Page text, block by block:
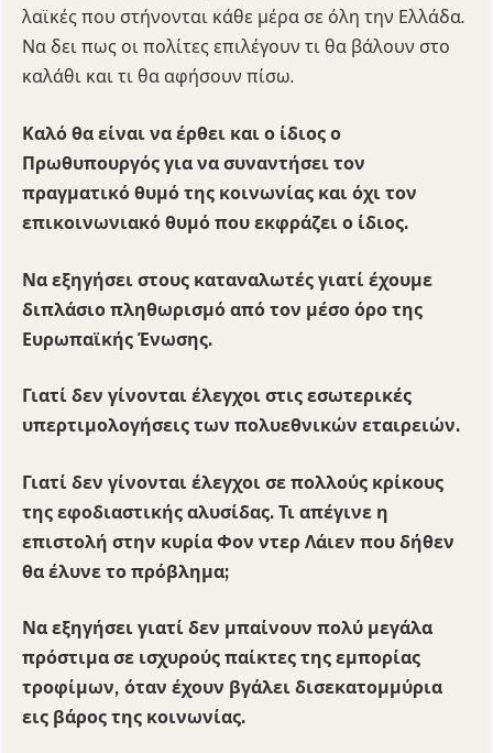
λαϊκές που στήνονται κάθε μέρα σε όλη την Ελλάδα.
Να δει πως οι πολίτες επιλέγουν τι θα βάλουν στο
καλάθι και τι θα αφήσουν πίσω.
Καλό θα είναι να έρθει και ο ίδιος ο
Πρωθυπουργός για να συναντήσει τον
πραγματικό θυμό της κοινωνίας και όχι τον
επικοινωνιακό θυμό που εκφράζει ο ίδιος.
Να εξηγήσει στους καταναλωτές γιατί έχουμε
διπλάσιο πληθωρισμό από τον μέσο όρο της
Ευρωπαϊκής Ένωσης.
Γιατί δεν γίνονται έλεγχοι στις εσωτερικές
υπερτιμολογήσεις των πολυεθνικών εταιρειών.
Γιατί δεν γίνονται έλεγχοι σε πολλούς κρίκους
της εφοδιαστικής αλυσίδας. Τι απέγινε η
επιστολή στην κυρία Φον ντερ Λάιεν που δήθεν
θα έλυνε το πρόβλημα;
Να εξηγήσει γιατί δεν μπαίνουν πολύ μεγάλα
πρόστιμα σε ισχυρούς παίκτες της εμπορίας
τροφίμων, όταν έχουν βγάλει δισεκατομμύρια
εις βάρος της κοινωνίας.